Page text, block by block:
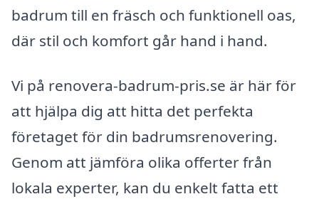
badrum till en fräsch och funktionell oas,
där stil och komfort går hand i hand.
Vi på renovera-badrum-pris.se är här för
att hjälpa dig att hitta det perfekta
företaget för din badrumsrenovering.
Genom att jämföra olika offerter från
lokala experter, kan du enkelt fatta ett